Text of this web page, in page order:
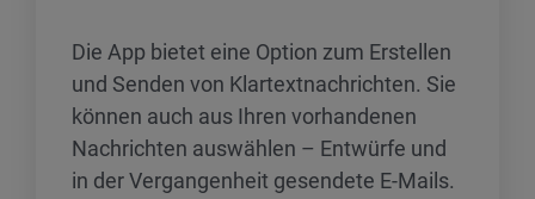
Die App bietet eine Option zum Erstellen
und Senden von Klartextnachrichten. Sie
können auch aus Ihren vorhandenen
Nachrichten auswählen – Entwürfe und
in der Vergangenheit gesendete E-Mails.